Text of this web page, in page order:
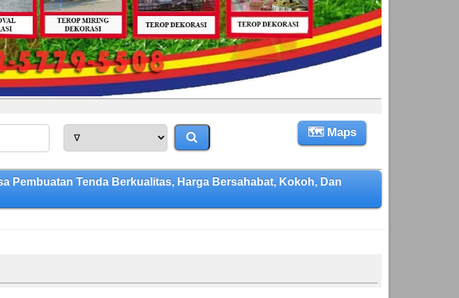
🗺 Maps
Pembuatan Tenda Berkualitas, Harga Bersahabat, Kokoh, Dan